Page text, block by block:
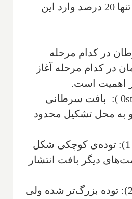
پژوهشی نیستند و تنها 20 درصد وارد این
در کدام مرحله
در کدام مرحله آغاز
اهمیت است.
0 ): بافت سرطانی
به محل تشکیل محدود
1): توده‌ی کوچکی شکل
دیگر بافت انتشار
2): توده بزرگ‌تر شده ولی